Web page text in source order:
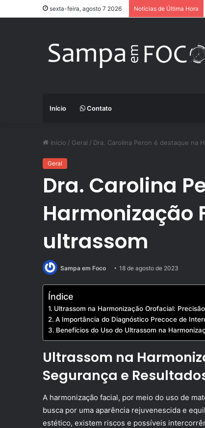
sexta-feira, agosto 7 2026 Notícias de Última Hora
Início Contato
Início / Geral / Dra. Carolina Peron é destaque na
Geral
Dra. Carolina
Harmonização
ultrassom
Sampa em Foco 18 de agosto de 2023
Índice
Ultrassom na Harmonização Orofacial:
A Importância do Diagnóstico Precoce de
Benefícios do Uso do Ultrassom na
Ultrassom na
Segurança e
A harmonização facial, por meio do uso de
busca por uma aparência rejuvenescida e
estético, existem riscos e possíveis